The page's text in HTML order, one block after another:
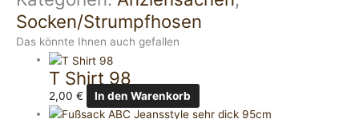
Socken/Strumpfhosen
Das könnte Ihnen auch gefallen
T Shirt 98
2,00€ In den Warenkorb